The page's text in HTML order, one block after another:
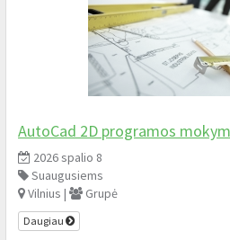
AutoCad 2D programos
2026 spalio 8
Suaugusiems
Vilnius |
Grupė
Daugiau